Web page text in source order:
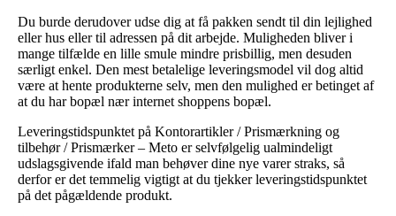
Du burde derudover udse dig at få pakken sendt til din lejlighed
eller hus eller til adressen på dit arbejde. Muligheden bliver i
mange tilfælde en lille smule mindre prisbillig, men desuden
særligt enkel. Den mest betalelige leveringsmodel vil dog altid
være at hente produkterne selv, men den mulighed er betinget af
at du har bopæl nær internet shoppens bopæl.
Leveringstidspunktet på Kontorartikler / Prismærkning og
tilbehør / Prismærker – Meto er selvfølgelig ualmindeligt
udslagsgivende ifald man behøver dine nye varer straks, så
derfor er det temmelig vigtigt at du tjekker leveringstidspunktet
på det pågældende produkt.